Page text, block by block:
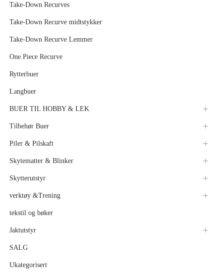
Take-Down Recurves
Take-Down Recurve midtstykker
Take-Down Recurve Lemmer
One Piece Recurve
Rytterbuer
Langbuer
BUER TIL HOBBY & LEK
Tilbehør Buer
Piler & Pilskaft
Skytematter & Blinker
Skytterutstyr
verktøy &Trening
tekstil og bøker
Jaktutstyr
SALG
Ukategorisert